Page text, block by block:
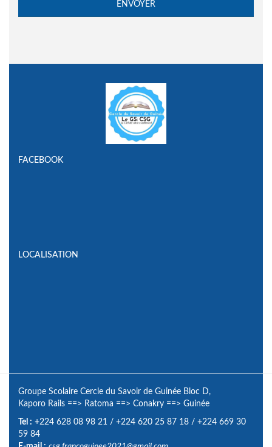
FACEBOOK
LOCALISATION
Groupe Scolaire Cercle du Savoir de Guinée Bloc D,
Kaporo Rails ==> Ratoma ==> Conakry ==> Guinée
Tel : +224 628 08 98 21 / +224 620 25 87 18 / +224 669 30
59 84